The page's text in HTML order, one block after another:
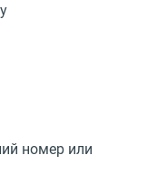
номер или